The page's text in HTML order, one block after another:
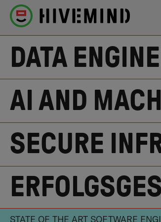
DATA
AI AND
SECURE
STATE OF THE ART SOFTWARE